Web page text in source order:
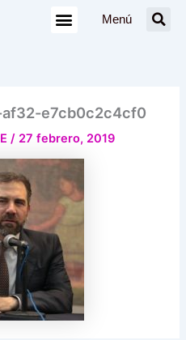
Menú
e7cb0c2c4cf0
/ 27 febrero, 2019